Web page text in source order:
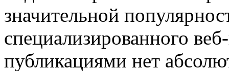
значительной
специализированного
публикациями нет